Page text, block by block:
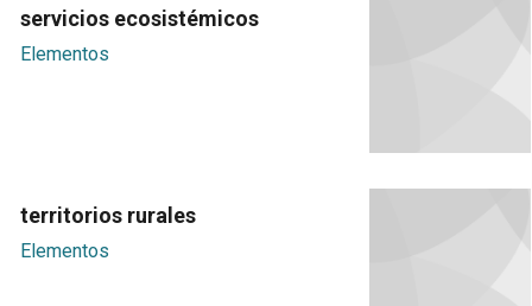
servicios ecosistémicos
Elementos
territorios rurales
Elementos